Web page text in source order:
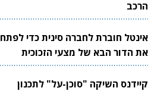
הרכב
אינטל חוברת לחברה סינית כדי לפתח
את הדור הבא של מצעי הזכוכית
לשבבים
קיידנס השיקה "סוכן-על" לתכנון